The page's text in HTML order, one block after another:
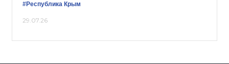
#Республика Крым
29.07.26